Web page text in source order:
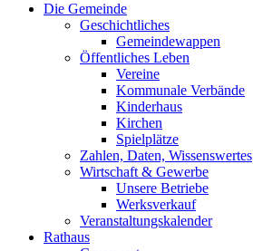
Die Gemeinde
Geschichtliches
Gemeindewappen
Öffentliches Leben
Vereine
Kommunale Verbände
Kinderhaus
Kirchen
Spielplätze
Zahlen, Daten, Wissenswertes
Wirtschaft & Gewerbe
Unsere Betriebe
Werksverkauf
Veranstaltungskalender
Rathaus